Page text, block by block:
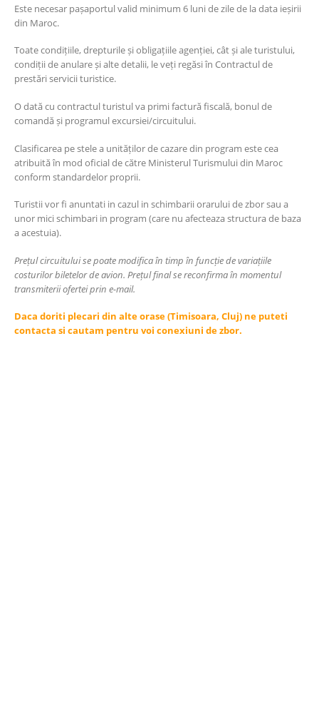
Este necesar pașaportul valid minimum 6 luni de zile de la data ieșirii
din Maroc.
Toate condițiile, drepturile și obligațiile agenției, cât și ale turistului,
condiții de anulare și alte detalii, le veți regăsi în Contractul de
prestări servicii turistice.
O dată cu contractul turistul va primi factură fiscală, bonul de
comandă și programul excursiei/circuitului.
Clasificarea pe stele a unităților de cazare din program este cea
atribuită în mod oficial de către Ministerul Turismului din Maroc
conform standardelor proprii.
Turistii vor fi anuntati in cazul in schimbarii orarului de zbor sau a
unor mici schimbari in program (care nu afecteaza structura de baza
a acestuia).
Prețul circuitului se poate modifica în timp în funcție de variațiile
costurilor biletelor de avion. Prețul final se reconfirma în momentul
transmiterii ofertei prin e-mail.
Daca doriti plecari din alte orase (Timisoara, Cluj) ne puteti
contacta si cautam pentru voi conexiuni de zbor.